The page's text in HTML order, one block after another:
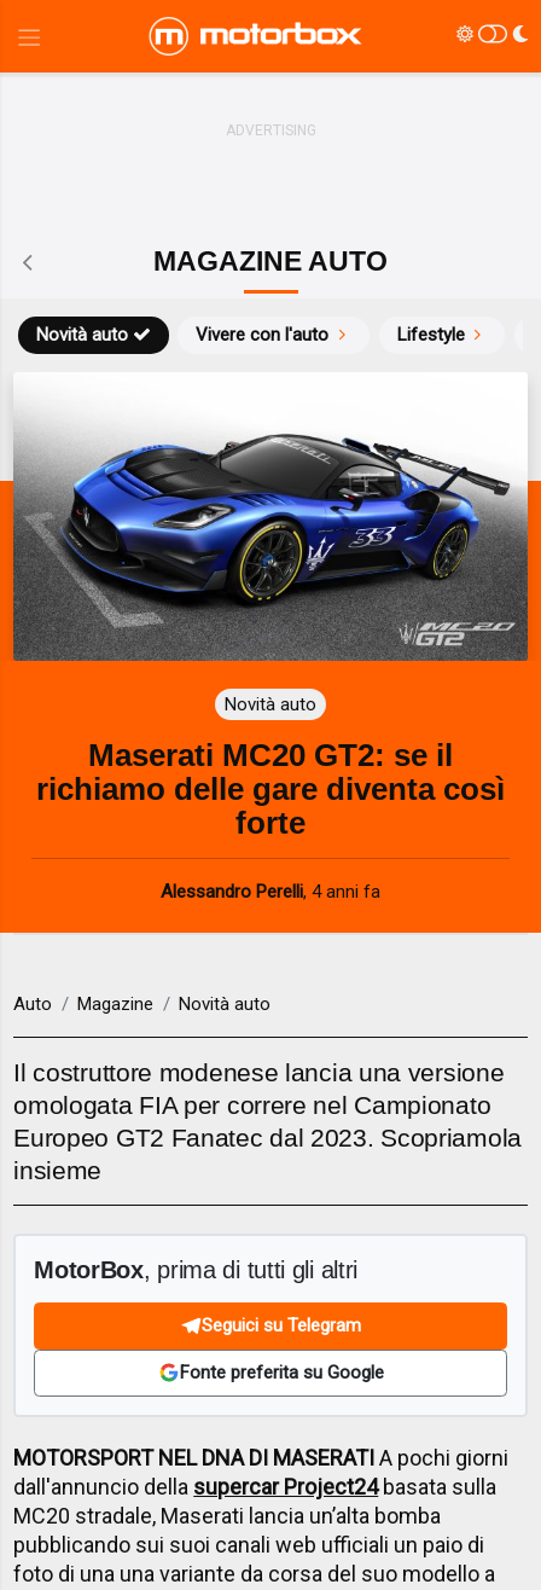
MAGAZINE AUTO
Novità auto Vivere con l'auto Lifestyle
Novità auto
Maserati MC20 GT2: se il
richiamo delle gare diventa così
forte
Alessandro Perelli, 4 anni fa
Auto Magazine Novità auto
Il costruttore modenese lancia una versione
omologata FIA per correre nel Campionato
Europeo GT2 Fanatec dal 2023. Scopriamola
insieme
MotorBox, prima di tutti gli altri
Seguici su Telegram
Fonte preferita su Google
MOTORSPORT NEL DNA DI MASERATI A pochi giorni
dall'annuncio della supercar Project24basata sulla
MC20 stradale, Maserati lancia un’alta bomba
pubblicando sui suoi canali web ufficiali un paio di
foto di una una variante da corsa del suo modello a